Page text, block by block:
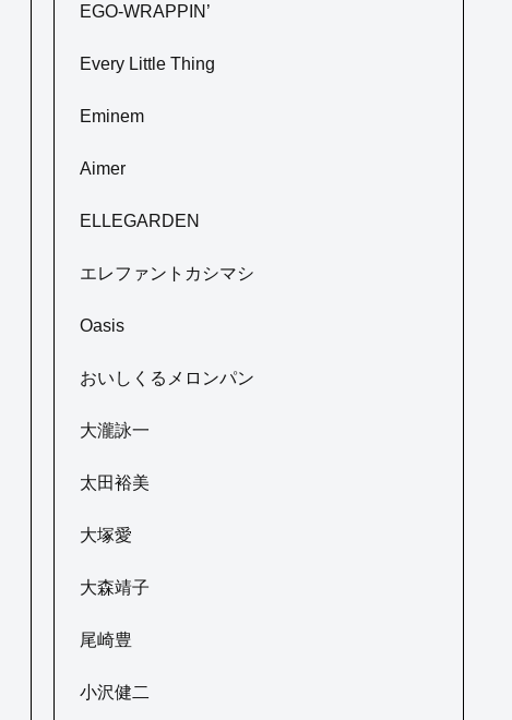
EGO-WRAPPIN’
Every Little Thing
Eminem
Aimer
ELLEGARDEN
エレファントカシマシ
Oasis
おいしくるメロンパン
大瀧詠一
太田裕美
大塚愛
大森靖子
尾崎豊
小沢健二